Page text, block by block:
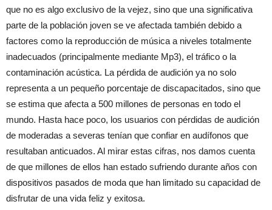
que no es algo exclusivo de la vejez, sino que una significativa
parte de la población joven se ve afectada también debido a
factores como la reproducción de música a niveles totalmente
inadecuados (principalmente mediante Mp3), el tráfico o la
contaminación acústica. La pérdida de audición ya no solo
representa a un pequeño porcentaje de discapacitados, sino que
se estima que afecta a 500 millones de personas en todo el
mundo. Hasta hace poco, los usuarios con pérdidas de audición
de moderadas a severas tenían que confiar en audífonos que
resultaban anticuados. Al mirar estas cifras, nos damos cuenta
de que millones de ellos han estado sufriendo durante años con
dispositivos pasados de moda que han limitado su capacidad de
disfrutar de una vida feliz y exitosa.